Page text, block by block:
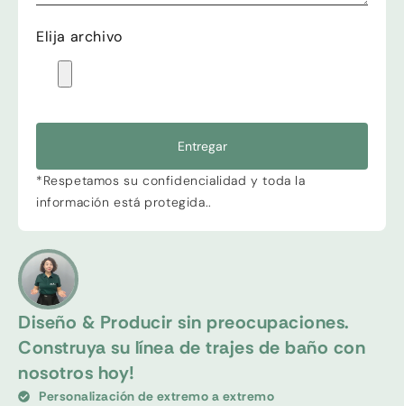
Diseño & Producir sin preocupaciones.
Construya su línea de trajes de baño con
nosotros hoy!
Personalización de extremo a extremo
Elija archivo
Entregar
*Respetamos su confidencialidad y toda la
información está protegida..